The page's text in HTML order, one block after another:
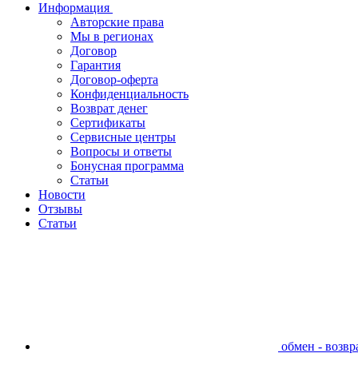
Информация
Авторские права
Мы в регионах
Договор
Гарантия
Договор-оферта
Конфиденциальность
Возврат денег
Сертификаты
Сервисные центры
Вопросы и ответы
Бонусная программа
Статьи
Новости
Отзывы
Статьи
обмен -